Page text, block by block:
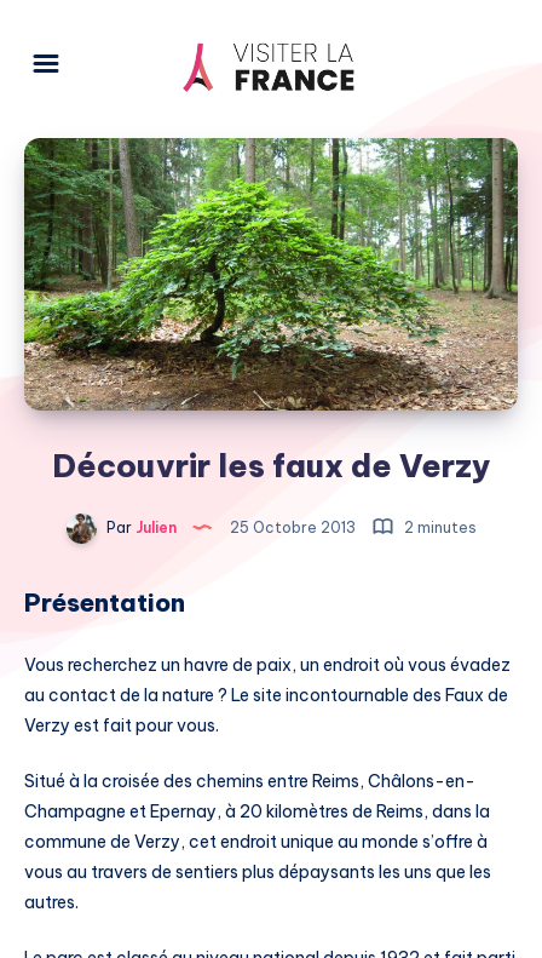
Découvrir les faux de Verzy
ParJulien 25 Octobre 2013 2 minutes
Présentation
Vous recherchez un havre de paix, un endroit où vous évadez
au contact de la nature ? Le site incontournable des Faux de
Verzy est fait pour vous.
Situé à la croisée des chemins entre Reims, Châlons-en-
Champagne et Epernay, à 20 kilomètres de Reims, dans la
commune de Verzy, cet endroit unique au monde s’offre à
vous au travers de sentiers plus dépaysants les uns que les
autres.